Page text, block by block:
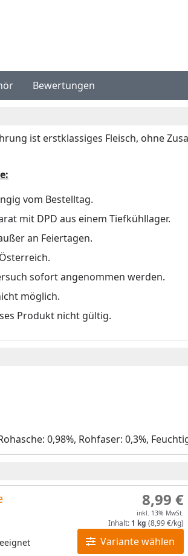
Bewertungen
ist erstklassiges Fleisch, ohne
vom Bestelltag.
mit DPD aus einem Tiefkühllager.
an Feiertagen.
sofort angenommen werden.
möglich.
Produkt nicht gültig.
0,98%, Rohfaser: 0,3%,
Variante wählen
8,99 €
inkl. 13% MwSt.
Inhalt: 1 kg (8,99 €/kg)